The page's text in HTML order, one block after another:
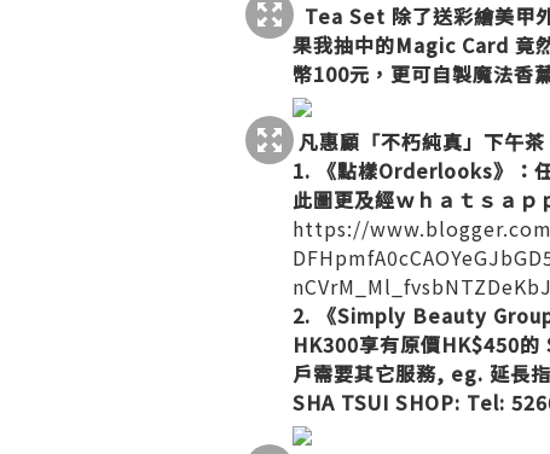
Tea Set 除了送彩繪美甲
果我抽中的Magic Card 竟
幣100元，更可自製魔法香
凡惠顧 「不朽純真」下午
1. 《點樣Orderlooks》：
此圖更及經ｗｈａｔｓａｐ
https://
2. 《Simply Beauty Group
HK300享有原價HK$450
戶需要其它服務, eg. 延長
SHA TSUI SHOP: Tel: